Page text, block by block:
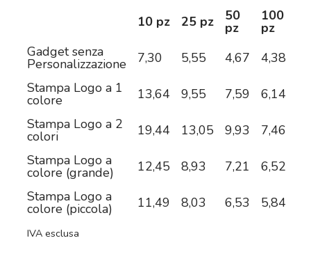
10 pz 25 pz 50
pz
100
pz
Gadget senza
Personalizzazione 7,30 5,55 4,67 4,38
Stampa Logo a 1
colore 13,64 9,55 7,59 6,14
Stampa Logo a 2
colori 19,44 13,05 9,93 7,46
Stampa Logo a
colore (grande) 12,45 8,93 7,21 6,52
Stampa Logo a
colore (piccola) 11,49 8,03 6,53 5,84
IVA esclusa